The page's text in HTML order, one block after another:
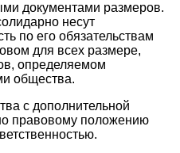
документами размеров.
несут
по его обязательствам
для всех размере,
определяемом
общества.
с дополнительной
правовому положению